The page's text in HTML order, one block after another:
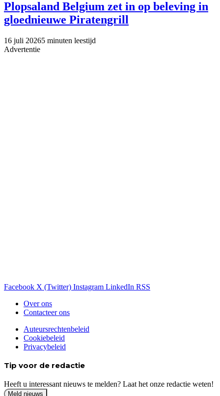
Plopsaland Belgium zet in op beleving in
gloednieuwe Piratengrill
16 juli 20265 minuten leestijd
Advertentie
Facebook X (Twitter) Instagram LinkedIn RSS
Over ons
Contacteer ons
Auteursrechtenbeleid
Cookiebeleid
Privacybeleid
Tip voor de redactie
Heeft u interessant nieuws te melden? Laat het onze redactie weten!